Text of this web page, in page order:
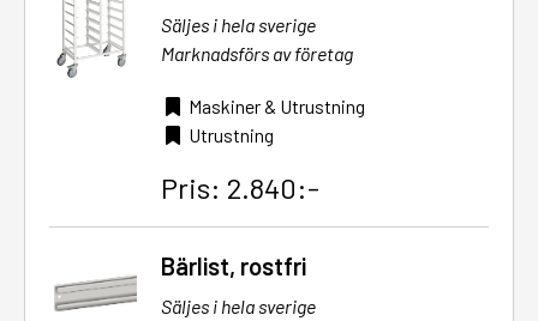
Säljes i hela sverige
Marknadsförs av företag
Maskiner & Utrustning
Utrustning
Pris: 2.840:-
Bärlist, rostfri
Säljes i hela sverige